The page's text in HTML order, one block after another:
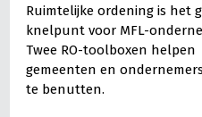
Ruimtelijke ordening is het
knelpunt voor MFL-
Twee RO-toolboxen helpen
gemeenten en
te benutten.